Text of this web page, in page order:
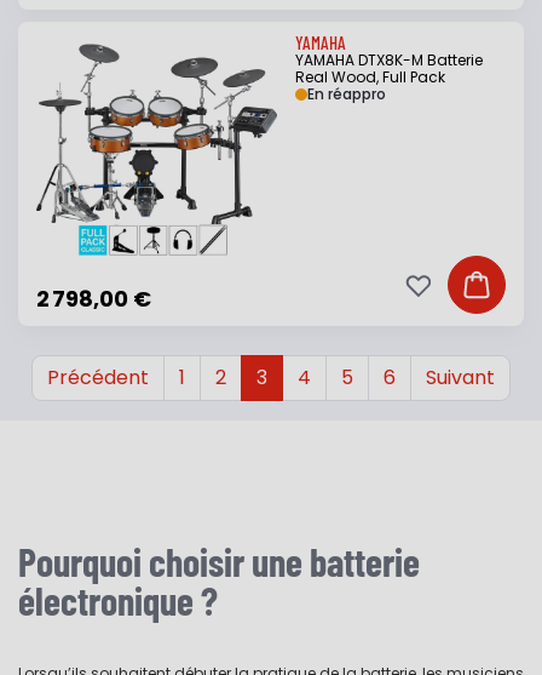
YAMAHA
YAMAHA DTX8K-M Batterie
Real Wood, Full Pack
2 798,00 €
En réappro
Ajouter
Ajouter à ma
Précédent 1 2 3 4 5 6 Suivant
Pourquoi choisir une batterie
électronique ?